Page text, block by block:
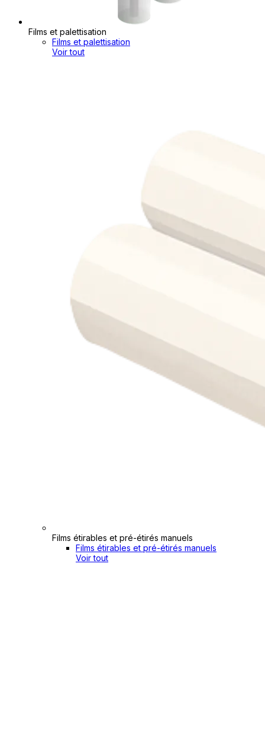
Films et palettisation
Films et palettisation
Voir tout
Films étirables et pré-étirés manuels
Films étirables et pré-étirés manuels
Voir tout